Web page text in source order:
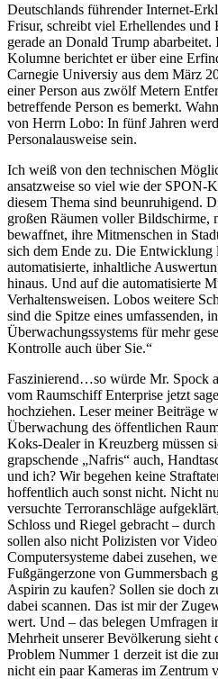
Deutschlands führender Internet-
Frisur, schreibt viel Erhellendes
gerade an Donald Trump
Kolumne berichtet er über eine
Carnegie Universiy aus dem März
einer Person aus zwölf Metern
betreffende Person es bemerkt.
von Herrn Lobo: In fünf Jahren
Personalausweise sein.
Ich weiß von den technischen
ansatzweise so viel wie der SPON-
diesem Thema sind beunruhigend.
großen Räumen voller Bildschirme,
bewaffnet, ihre Mitmenschen in
sich dem Ende zu. Die Entwicklung
automatisierte, inhaltliche
hinaus. Und auf die automatisierte
Verhaltensweisen. Lobos weitere
sind die Spitze eines umfassenden,
Überwachungssystems für mehr
Kontrolle auch über Sie.“
Faszinierend…so würde Mr. Spock
vom Raumschiff Enterprise jetzt
hochziehen. Leser meiner Beiträge
Überwachung des öffentlichen
Koks-Dealer in Kreuzberg müssen
grapschende „Nafris“ auch,
und ich? Wir begehen keine
hoffentlich auch sonst nicht. Nicht
versuchte Terroranschläge
Schloss und Riegel gebracht –
sollen also nicht Polizisten vor
Computersysteme dabei zusehen,
Fußgängerzone von Gummersbach
Aspirin zu kaufen? Sollen sie doch
dabei scannen. Das ist mir der
wert. Und – das belegen Umfragen
Mehrheit unserer Bevölkerung sieht
Problem Nummer 1 derzeit ist die
nicht ein paar Kameras im Zentrum